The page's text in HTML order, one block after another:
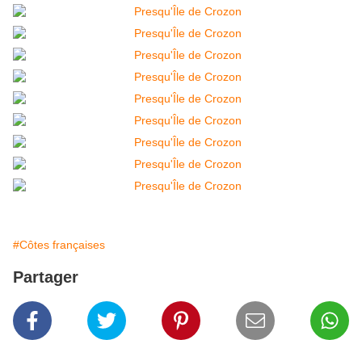
#Côtes françaises
Partager